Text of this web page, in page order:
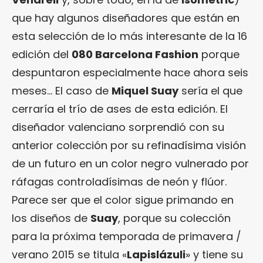
que hay algunos diseñadores que están en
esta selección de lo más interesante de la 16
edición del 080 Barcelona Fashion porque
despuntaron especialmente hace ahora seis
meses… El caso de Miquel Suaysería el que
cerraría el trío de ases de esta edición. El
diseñador valenciano sorprendió con su
anterior colección por su refinadísima visión
de un futuro en un color negro vulnerado por
ráfagas controladísimas de neón y flúor.
Parece ser que el color sigue primando en
los diseños de Suay, porque su colección
para la próxima temporada de primavera /
verano 2015 se titula «Lapislázuli» y tiene su